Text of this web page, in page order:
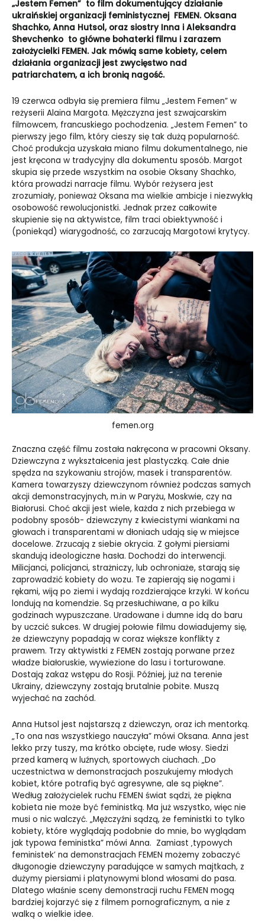
„Jestem Femen” to film dokumentujący działanie
ukraińskiej organizacji feministycznej FEMEN. Oksana
Shachko, Anna Hutsol, oraz siostry Inna i Aleksandra
Shevchenko to główne bohaterki filmu i zarazem
założycielki FEMEN. Jak mówią same kobiety, celem
działania organizacji jest zwycięstwo nad
patriarchatem, a ich bronią nagość.
19 czerwca odbyła się premiera filmu „Jestem Femen” w
reżyserii Alaina Margota. Mężczyzna jest szwajcarskim
filmowcem, francuskiego pochodzenia. „Jestem Femen” to
pierwszy jego film, który cieszy się tak dużą popularność.
Choć produkcja uzyskała miano filmu dokumentalnego, nie
jest kręcona w tradycyjny dla dokumentu sposób. Margot
skupia się przede wszystkim na osobie Oksany Shachko,
która prowadzi narracje filmu. Wybór reżysera jest
zrozumiały, ponieważ Oksana ma wielkie ambicje i niezwykłą
osobowość rewolucjonistki. Jednak przez całkowite
skupienie się na aktywistce, film traci obiektywność i
(poniekąd) wiarygodność, co zarzucają Margotowi krytycy.
femen.org
Znaczna część filmu została nakręcona w pracowni Oksany.
Dziewczyna z wykształcenia jest plastyczką. Całe dnie
spędza na szykowaniu strojów, masek i transparentów.
Kamera towarzyszy dziewczynom również podczas samych
akcji demonstracyjnych, m.in w Paryżu, Moskwie, czy na
Białorusi. Choć akcji jest wiele, każda z nich przebiega w
podobny sposób- dziewczyny z kwiecistymi wiankami na
głowach i transparentami w dłoniach udają się w miejsce
docelowe. Zrzucają z siebie okrycia. Z gołymi piersiami
skandują ideologiczne hasła. Dochodzi do interwencji.
Milicjanci, policjanci, strażniczy, lub ochroniaże, starają się
zaprowadzić kobiety do wozu. Te zapierają się nogami i
rękami, wiją po ziemi i wydają rozdzierające krzyki. W końcu
londują na komendzie. Są przesłuchiwane, a po kilku
godzinach wypuszczane. Uradowane i dumne idą do baru
by uczcić sukces. W drugiej połowie filmu dowiadujemy się,
że dziewczyny popadają w coraz większe konflikty z
prawem. Trzy aktywistki z FEMEN zostają porwane przez
władze białoruskie, wywiezione do lasu i torturowane.
Dostają zakaz wstępu do Rosji. Później, już na terenie
Ukrainy, dziewczyny zostają brutalnie pobite. Muszą
wyjechać na zachód.
Anna Hutsol jest najstarszą z dziewczyn, oraz ich mentorką.
„To ona nas wszystkiego nauczyła” mówi Oksana. Anna jest
lekko przy tuszy, ma krótko obcięte, rude włosy. Siedzi
przed kamerą w luźnych, sportowych ciuchach. „Do
uczestnictwa w demonstracjach poszukujemy młodych
kobiet, które potrafią być agresywne, ale są piękne”.
Według założycielek ruchu FEMEN świat sądzi, że piękna
kobieta nie może być feministką. Ma już wszystko, więc nie
musi o nic walczyć. „Mężczyźni sądzą, że feministki to tylko
kobiety, które wyglądają podobnie do mnie, bo wyglądam
jak typowa feministka” mówi Anna. Zamiast ‚typowych
feministek’ na demonstracjach FEMEN możemy zobaczyć
długonogie dziewczyny paradujące w samych majtkach, z
dużymy piersiami i platynowymi blond włosami do pasa.
Dlatego właśnie sceny demonstracji ruchu FEMEN mogą
bardziej kojarzyć się z filmem pornograficznym, a nie z
walką o wielkie idee.